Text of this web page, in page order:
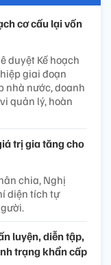
cơ cấu lại vốn
duyệt Kế hoạch
giai đoạn
nhà nước, doanh
quản lý, hoàn
trị gia tăng cho
chia, Nghị
diện tích tự
luyện, diễn tập,
trạng khẩn cấp